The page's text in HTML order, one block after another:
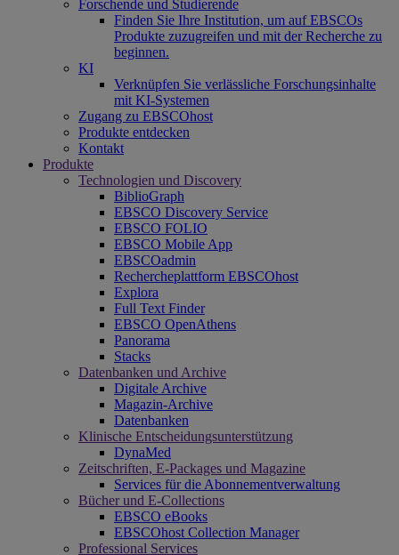
Forschende und Studierende
Finden Sie Ihre Institution, um auf EBSCOs
Produkte zuzugreifen und mit der Recherche zu
beginnen.
KI
Verknüpfen Sie verlässliche Forschungsinhalte
mit KI-Systemen
Zugang zu EBSCOhost
Produkte entdecken
Kontakt
Produkte
Technologien und Discovery
BiblioGraph
EBSCO Discovery Service
EBSCO FOLIO
EBSCO Mobile App
EBSCOadmin
Rechercheplattform EBSCOhost
Explora
Full Text Finder
EBSCO OpenAthens
Panorama
Stacks
Datenbanken und Archive
Digitale Archive
Magazin-Archive
Datenbanken
Klinische Entscheidungsunterstützung
DynaMed
Zeitschriften, E-Packages und Magazine
Services für die Abonnementverwaltung
Bücher und E-Collections
EBSCO eBooks
EBSCOhost Collection Manager
Professional Services